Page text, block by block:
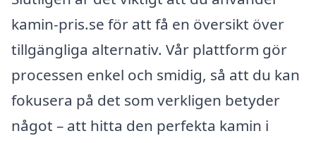
kamin-pris.se för att få en översikt över
tillgängliga alternativ. Vår plattform gör
processen enkel och smidig, så att du kan
fokusera på det som verkligen betyder
något – att hitta den perfekta kamin i